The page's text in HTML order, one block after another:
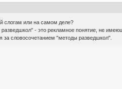
или на самом деле?
- это рекламное понятие, не
за словосочетанием "методы разведшкол".